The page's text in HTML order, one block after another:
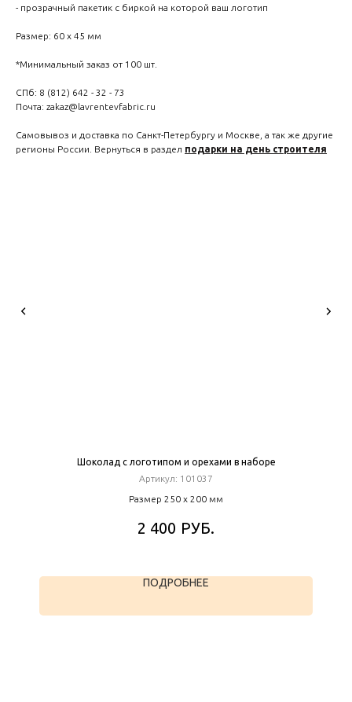
- прозрачный пакетик с биркой на которой ваш логотип
Размер: 60 х 45 мм
*Минимальный заказ от 100 шт.
СПб: 8 (812) 642 - 32 - 73
Почта: zakaz@lavrentevfabric.ru
Самовывоз и доставка по Санкт-Петербургу и Москве, а так же другие
регионы России. Вернуться в раздел подарки на день строителя
Шоколад с логотипом и орехами в наборе
Артикул: 101037
Размер 250 х 200 мм
2 400 РУБ.
ПОДРОБНЕЕ